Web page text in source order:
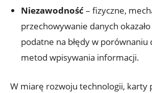
Niezawodność– ⁤fizyczne,
przechowywanie‌ danych
podatne na błędy w porównaniu⁤
metod wpisywania informacji.
W ⁢miarę rozwoju technologii, karty